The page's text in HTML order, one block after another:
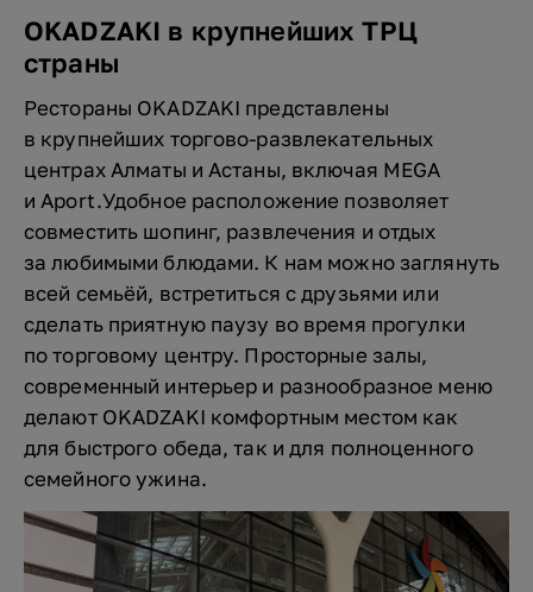
OKADZAKI в крупнейших ТРЦ
страны
Рестораны OKADZAKI представлены
в крупнейших торгово-развлекательных
центрах Алматы и Астаны, включая MEGA
и Aport.Удобное расположение позволяет
совместить шопинг, развлечения и отдых
за любимыми блюдами. К нам можно заглянуть
всей семьёй, встретиться с друзьями или
сделать приятную паузу во время прогулки
по торговому центру. Просторные залы,
современный интерьер и разнообразное меню
делают OKADZAKI комфортным местом как
для быстрого обеда, так и для полноценного
семейного ужина.